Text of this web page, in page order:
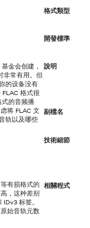
金会创建，
非常有用。但
的设备没有
格式很
的音频播
将 FLAC 文
轨以及哪些
有损格式的
，这种差别
标签。
始音轨元数
格式類型
開發標準
說明
副檔名
技術細節
相關程式